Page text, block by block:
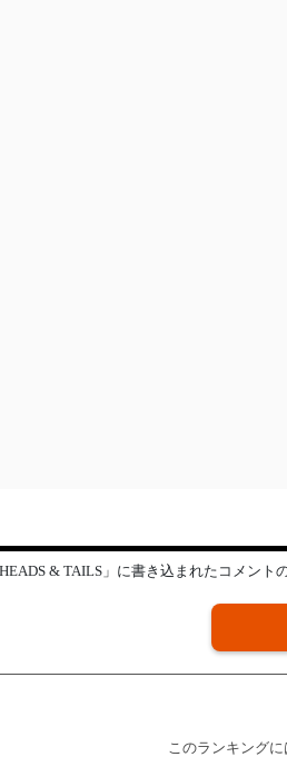
& TAILS」に書き込まれたコメント
このランキングに